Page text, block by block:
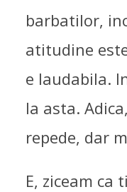
barbatilor,
atitudine
e laudabila.
la asta.
repede, dar
E, ziceam ca